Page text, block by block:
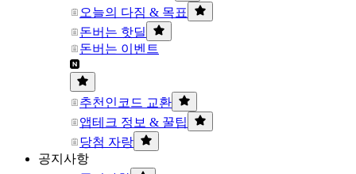
오늘의 다짐 & 목표
돈버는 핫딜
돈버는 이벤트
추천인코드 교환
앱테크 정보 & 꿀팁
당첨 자랑
공지사항